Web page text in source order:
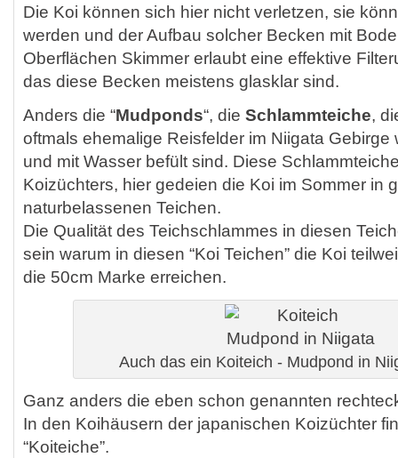
Die Koi können sich hier nicht verletzen, sie
werden und der Aufbau solcher Becken mit
Oberflächen Skimmer erlaubt eine effektive
das diese Becken meistens glasklar sind.
Anders die “Mudponds“, die Schlammteiche,
oftmals ehemalige Reisfelder im Niigata
und mit Wasser befült sind. Diese
Koizüchters, hier gedeien die Koi im Sommer in
naturbelassenen Teichen.
Die Qualität des Teichschlammes in diesen
sein warum in diesen “Koi Teichen” die Koi
die 50cm Marke erreichen.
Auch das ein Koiteich - Mudpond in
Ganz anders die eben schon genannten
In den Koihäusern der japanischen Koizüchter
“Koiteiche”.